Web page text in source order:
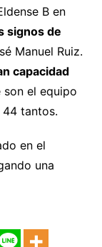
B en
signos de
Manuel Ruiz.
capacidad
el equipo
tantos.
en el
una